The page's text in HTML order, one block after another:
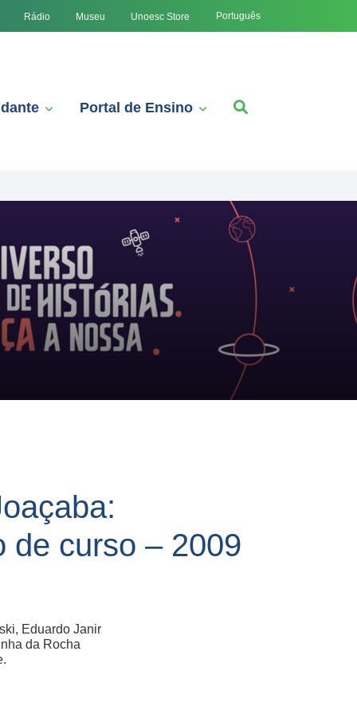
Rádio Museu Unoesc Store Português
Portal de Ensino
de curso – 2009
Eduardo Janir
da Rocha